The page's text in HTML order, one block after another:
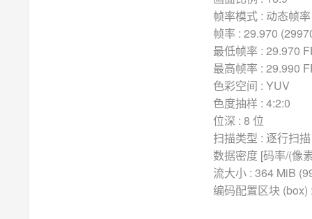
帧率模式 : 动态帧
帧率 : 29.970
最低帧率 : 29.970
最高帧率 : 29.990
色彩空间 : YUV
色度抽样 : 4:2:0
位深 : 8 位
扫描类型 : 逐行扫
数据密度 [码率/(像
流大小 : 364 MiB
编码配置区块 (box)